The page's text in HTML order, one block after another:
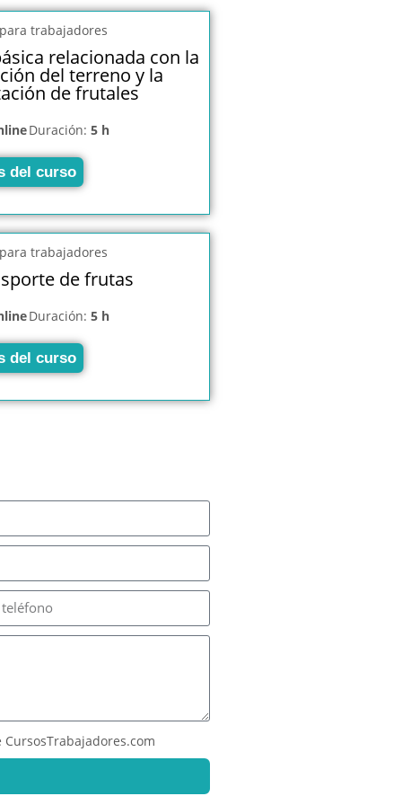
relacionada con la
del terreno y la
de frutales
Duración: 5 h
del curso
de frutas
Duración: 5 h
del curso